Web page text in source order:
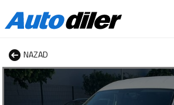
NAZAD